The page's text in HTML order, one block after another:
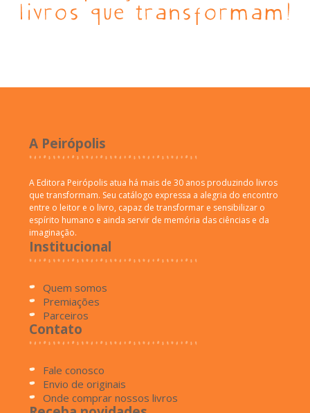
A Peirópolis
A Editora Peirópolis atua há mais de 30 anos produzindo livros
que transformam. Seu catálogo expressa a alegria do encontro
entre o leitor e o livro, capaz de transformar e sensibilizar o
espírito humano e ainda servir de memória das ciências e da
imaginação.
Institucional
Quem somos
Premiações
Parceiros
Contato
Fale conosco
Envio de originais
Onde comprar nossos livros